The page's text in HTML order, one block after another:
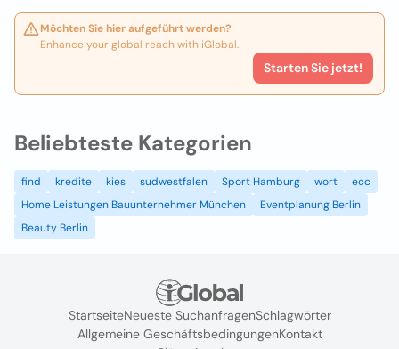
Möchten Sie hier aufgeführt werden?
Enhance your global reach with iGlobal.
Starten Sie jetzt!
Beliebteste Kategorien
find kredite kies sudwestfalen Sport Hamburg wort
ecc
Home Leistungen Bauunternehmer München
Eventplanung Berlin
Beauty Berlin
StartseiteNeueste SuchanfragenSchlagwörter
Allgemeine GeschäftsbedingungenKontakt